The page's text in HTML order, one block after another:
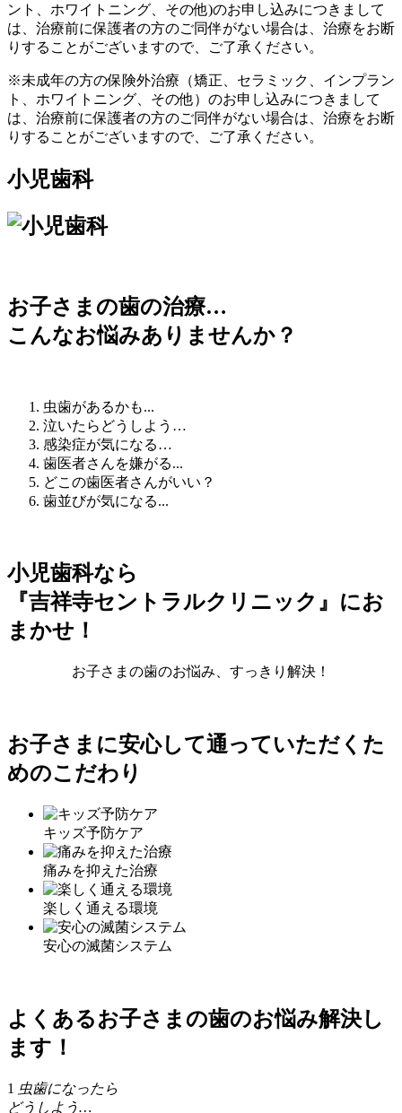
※未成年の方の保険外治療（矯正、セラミック、インプラン
ト、ホワイトニング、その他）のお申し込みにつきまして
は、治療前に保護者の方のご同伴がない場合は、治療をお断
りすることがございますので、ご了承ください。
小児歯科
お子さまの歯の治療…
こんなお悩みありませんか？
虫歯があるかも...
泣いたら どうしよう…
感染症が気になる…
歯医者さんを嫌がる...
どこの歯医者さんがいい？
歯並びが気になる...
小児歯科なら
『吉祥寺セントラルクリニック』にお
まかせ！
お子さまの歯のお悩み、すっきり解決！
お子さまに安心して通っていただくた
めのこだわり
キッズ予防ケア
痛みを抑えた治療
楽しく通える環境
安心の滅菌システム
よくあるお子さまの歯のお悩み解決し
ます！
1 虫歯になったら
どうしよう…